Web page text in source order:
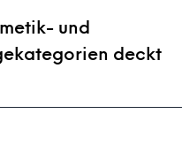
und
deckt